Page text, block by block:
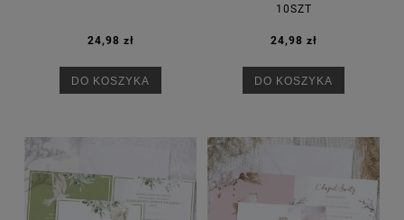
24,98 zł
DO KOSZYKA
10SZT
24,98 zł
DO KOSZYKA